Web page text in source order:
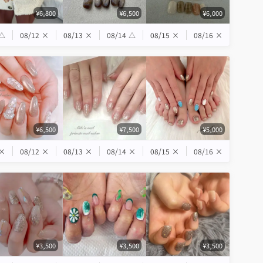
¥6,800 ¥6,500 ¥6,000
08/12 × 08/13 × 08/14 △ 08/15 × 08/16 ×
¥6,500 ¥7,500 ¥5,000
08/12 × 08/13 × 08/14 × 08/15 × 08/16 ×
¥3,500 ¥3,500 ¥3,500